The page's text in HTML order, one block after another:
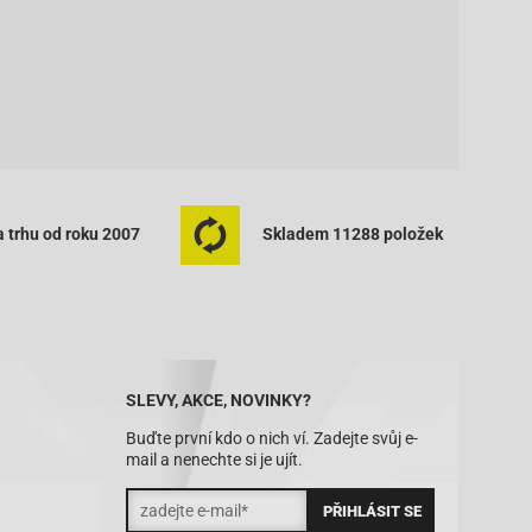
trhu od roku 2007 Skladem 11288 položek
SLEVY, AKCE, NOVINKY?
Buďte první kdo o nich ví. Zadejte svůj e-
mail a nenechte si je ujít.